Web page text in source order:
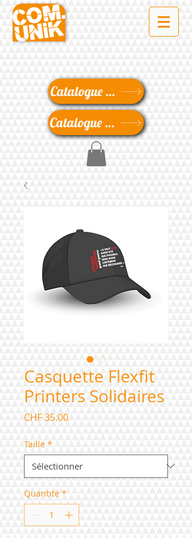
Catalogue Textile
Catalogue Objet Promotionnel
Casquette Flexfit
Printers Solidaires
CHF 35.00Prix
Taille *
Quantité *